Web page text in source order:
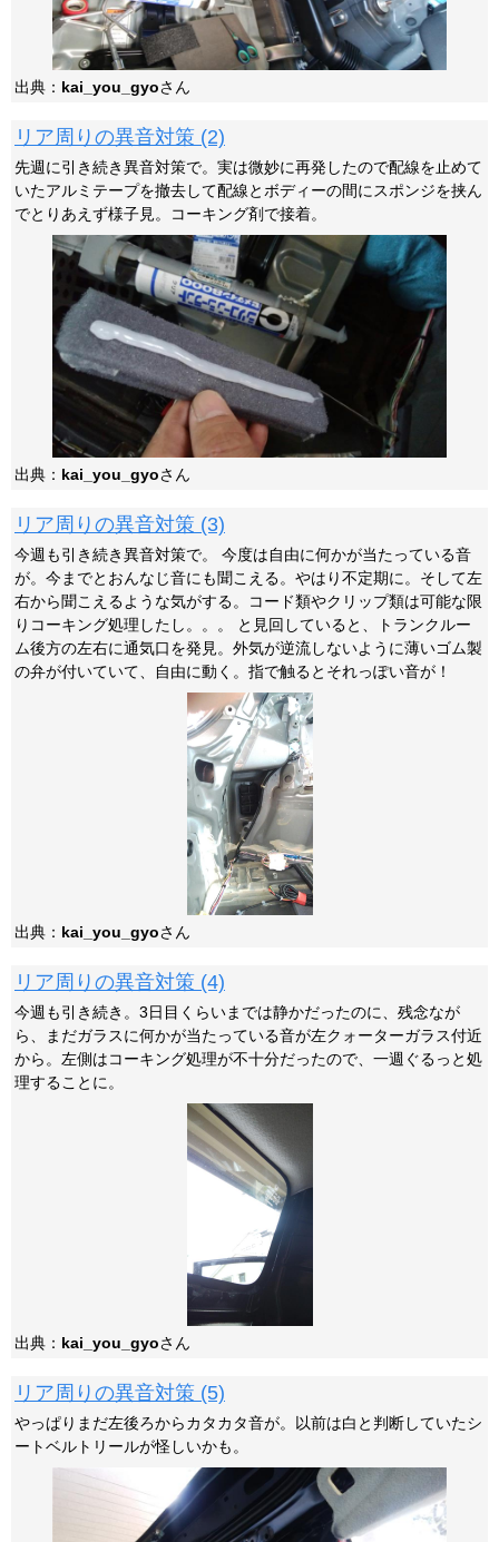
出典： kai_you_gyoさん
リア周りの異音対策 (2)
先週に引き続き異音対策で。実は微妙に再発したので配線を止めて
いたアルミテープを撤去して配線とボディーの間にスポンジを挟ん
でとりあえず様子見。コーキング剤で接着。
出典： kai_you_gyoさん
リア周りの異音対策 (3)
今週も引き続き異音対策で。 今度は自由に何かが当たっている音
が。今までとおんなじ音にも聞こえる。やはり不定期に。そして左
右から聞こえるような気がする。コード類やクリップ類は可能な限
りコーキング処理したし。。。 と見回していると、トランクルー
ム後方の左右に通気口を発見。外気が逆流しないように薄いゴム製
の弁が付いていて、自由に動く。指で触るとそれっぽい音が！
出典： kai_you_gyoさん
リア周りの異音対策 (4)
今週も引き続き。3日目くらいまでは静かだったのに、残念なが
ら、まだガラスに何かが当たっている音が左クォーターガラス付近
から。左側はコーキング処理が不十分だったので、一週ぐるっと処
理することに。
出典： kai_you_gyoさん
リア周りの異音対策 (5)
やっぱりまだ左後ろからカタカタ音が。以前は白と判断していたシ
ートベルトリールが怪しいかも。